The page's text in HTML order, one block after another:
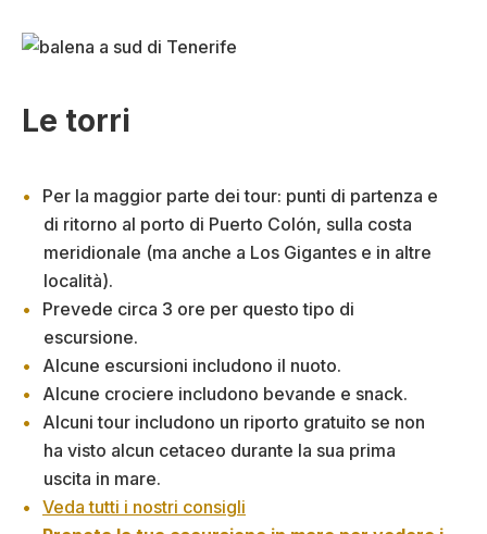
Le torri
Per la maggior parte dei tour: punti di partenza e
di ritorno al porto di Puerto Colón, sulla costa
meridionale (ma anche a Los Gigantes e in altre
località).
Prevede circa 3 ore per questo tipo di
escursione.
Alcune escursioni includono il nuoto.
Alcune crociere includono bevande e snack.
Alcuni tour includono un riporto gratuito se non
ha visto alcun cetaceo durante la sua prima
uscita in mare.
Veda tutti i nostri consigli